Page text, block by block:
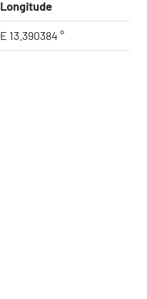
Longitude
E 13.390384 °